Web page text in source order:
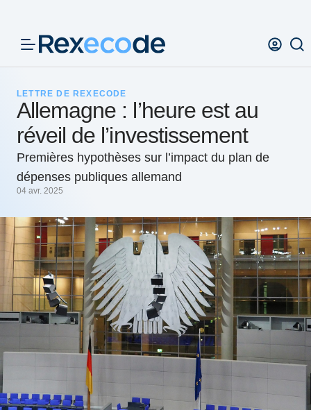
LETTRE DE REXECODE
Allemagne : l’heure est au
réveil de l’investissement
Premières hypothèses sur l’impact du plan de
dépenses publiques allemand
04 avr. 2025